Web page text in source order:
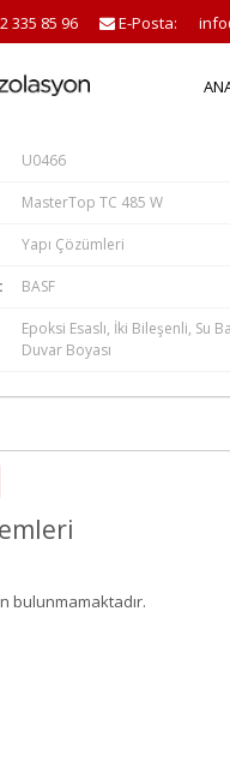
335 85 96 E-Posta:
U0466
MasterTop TC 485 W
Yapı Çözümleri
BASF
Epoksi Esaslı, İki Bileşenli, Su
Duvar Boyası
bulunmamaktadır.